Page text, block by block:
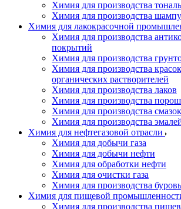
Химия для производства
Химия для производства
Химия для лакокрасочной
Химия для производства
покрытий
Химия для производства
Химия для производства
органических растворителей
Химия для производства лаков
Химия для производства
Химия для производства смазок
Химия для производства
Химия для нефтегазовой отрасли
Химия для добычи газа
Химия для добычи нефти
Химия для обработки нефти
Химия для очистки газа
Химия для производства
Химия для пищевой
Химия для производства